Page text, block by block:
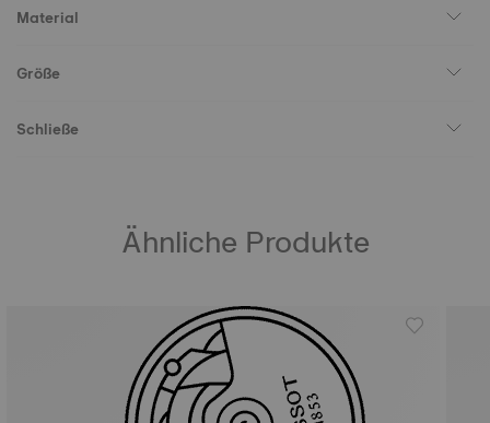
Material
Größe
Schließe
Ähnliche Produkte